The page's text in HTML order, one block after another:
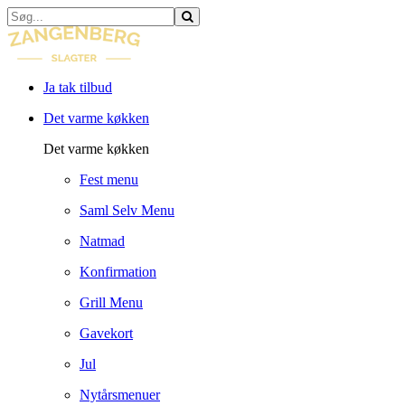
Ja tak tilbud
Det varme køkken
Det varme køkken
Fest menu
Saml Selv Menu
Natmad
Konfirmation
Grill Menu
Gavekort
Jul
Nytårsmenuer